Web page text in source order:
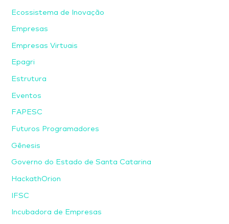
Ecossistema de Inovação
Empresas
Empresas Virtuais
Epagri
Estrutura
Eventos
FAPESC
Futuros Programadores
Gênesis
Governo do Estado de Santa Catarina
HackathOrion
IFSC
Incubadora de Empresas